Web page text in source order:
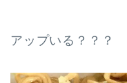
アップいる？？？